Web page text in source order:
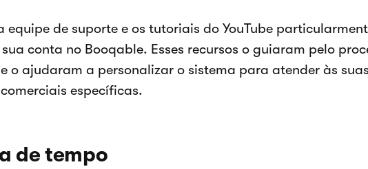
equipe de suporte e os tutoriais do YouTube
conta no Booqable. Esses recursos o guiaram pelo
o ajudaram a personalizar o sistema para atender às suas
específicas.
de tempo